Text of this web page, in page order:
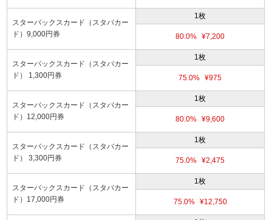
スターバックスカード（スタバカー
ド）9,000円券
1枚
80.0% ¥7,200
スターバックスカード（スタバカー
ド） 1,300円券
1枚
75.0% ¥975
スターバックスカード（スタバカー
ド）12,000円券
1枚
80.0% ¥9,600
スターバックスカード（スタバカー
ド） 3,300円券
1枚
75.0% ¥2,475
スターバックスカード（スタバカー
ド）17,000円券
1枚
75.0% ¥12,750